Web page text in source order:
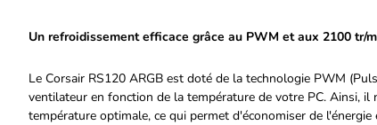
Un refroidissement efficace grâce au PWM et aux 2100 tr/
Le Corsair RS120 ARGB est doté de la technologie PWM
ventilateur en fonction de la température de votre PC. Ainsi,
température optimale, ce qui permet d'économiser de